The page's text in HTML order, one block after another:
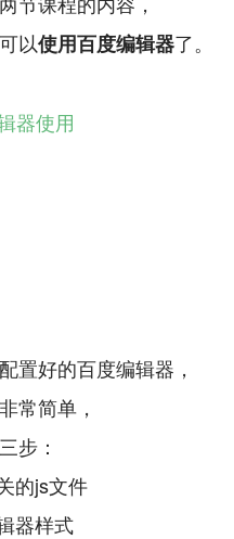
以使用百度编辑器了。
置好的百度编辑器，
常简单，
步：
的js文件
器样式